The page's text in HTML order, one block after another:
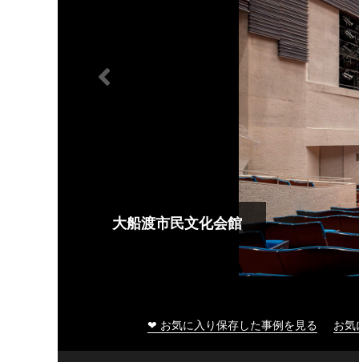
大船渡市民文化会館
❤ お気に入り保存した事例を見る お